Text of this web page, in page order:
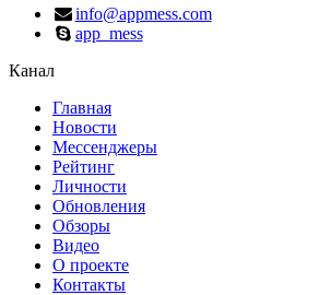
info@appmess.com
app_mess
Канал
Главная
Новости
Мессенджеры
Рейтинг
Личности
Обновления
Обзоры
Видео
О проекте
Контакты